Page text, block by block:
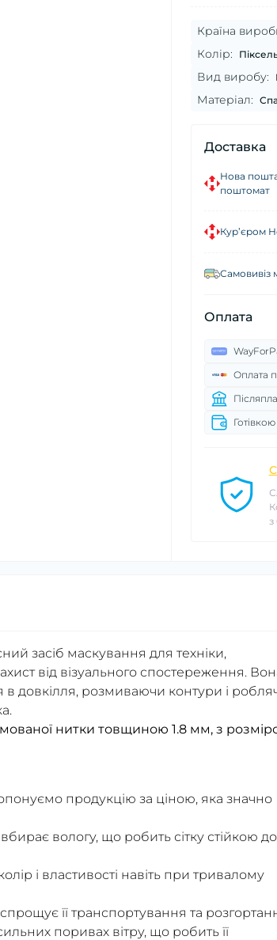
Країна
Колір:
Вид виробу:
Матеріал:
Доставка
Нова пошта
поштомат
Кур’єром
Самовивіз
Оплата
Оплата
з
засіб маскування для техніки,
від візуального спостереження.
в довкілля, розмиваючи контури і
нитки товщиною 1.8 мм, з
продукцію за ціною, яка значно
вологу, що робить сітку стійкою до
і властивості навіть при тривалому
її транспортування та
поривах вітру, що робить її